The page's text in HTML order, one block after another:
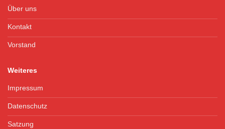
Über uns
Kontakt
Vorstand
Weiteres
Impressum
Datenschutz
Satzung